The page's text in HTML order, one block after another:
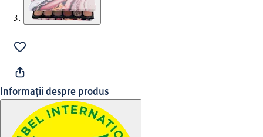
Informații despre produs